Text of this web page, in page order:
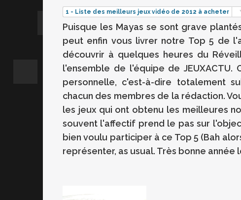
1 - Liste des meilleurs jeux vidéo de 2012 à acheter
Puisque les Mayas se sont grave
peut enfin vous livrer notre Top 5 de
découvrir à quelques heures du
l'ensemble de l'équipe de
personnelle, c'est-à-dire totalement
chacun des membres de la rédaction.
les jeux qui ont obtenu les meilleures
souvent l'affectif prend le pas sur
bien voulu participer à ce Top 5 (Bah
représenter, as usual. Très bonne année